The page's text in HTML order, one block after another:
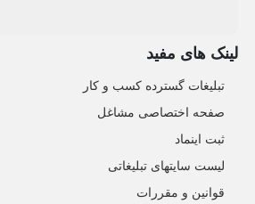
لینک های مفید
تبلیغات گسترده کسب و کار
صفحه اختصاصی مشاغل
ثبت اینماد
لیست سایتهای تبلیغاتی
قوانین و مقررات